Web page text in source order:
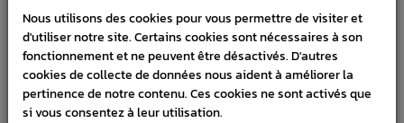
WRX STI 01-14 LEGACY 2003
25,00 € 
20578C Vis de fixation support de triangle
Subaru GT 94-00 WRX STI 01-07
FORESTER 97-02
3,50 € 
Nous utilisons des cookies pour vous permettre de visiter et
d'utiliser notre site. Certains cookies sont nécessaires à son
fonctionnement et ne peuvent être désactivés. D'autres
cookies de collecte de données nous aident à améliorer la
pertinence de notre contenu. Ces cookies ne sont activés que
si vous consentez à leur utilisation.